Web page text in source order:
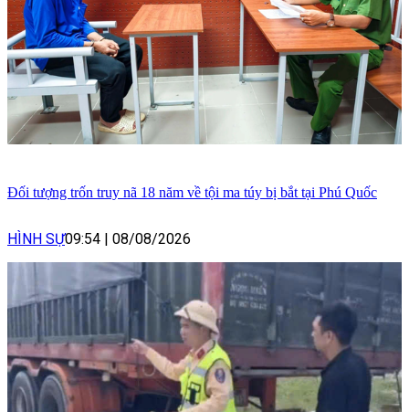
Đối tượng trốn truy nã 18 năm về tội ma túy bị bắt tại Phú Quốc
HÌNH SỰ09:54 08/08/2026